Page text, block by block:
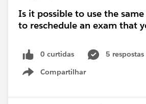
Is it possible to use the
to reschedule an exam that
0 curtidas
5 respostas
Compartilhar
Show menu